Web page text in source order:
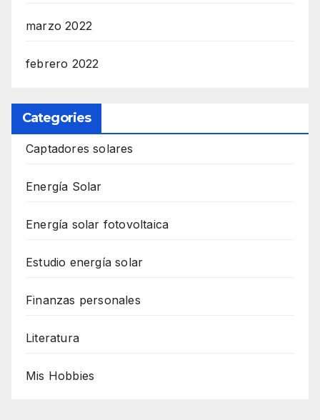
marzo 2022
febrero 2022
Categories
Captadores solares
Energía Solar
Energía solar fotovoltaica
Estudio energía solar
Finanzas personales
Literatura
Mis Hobbies